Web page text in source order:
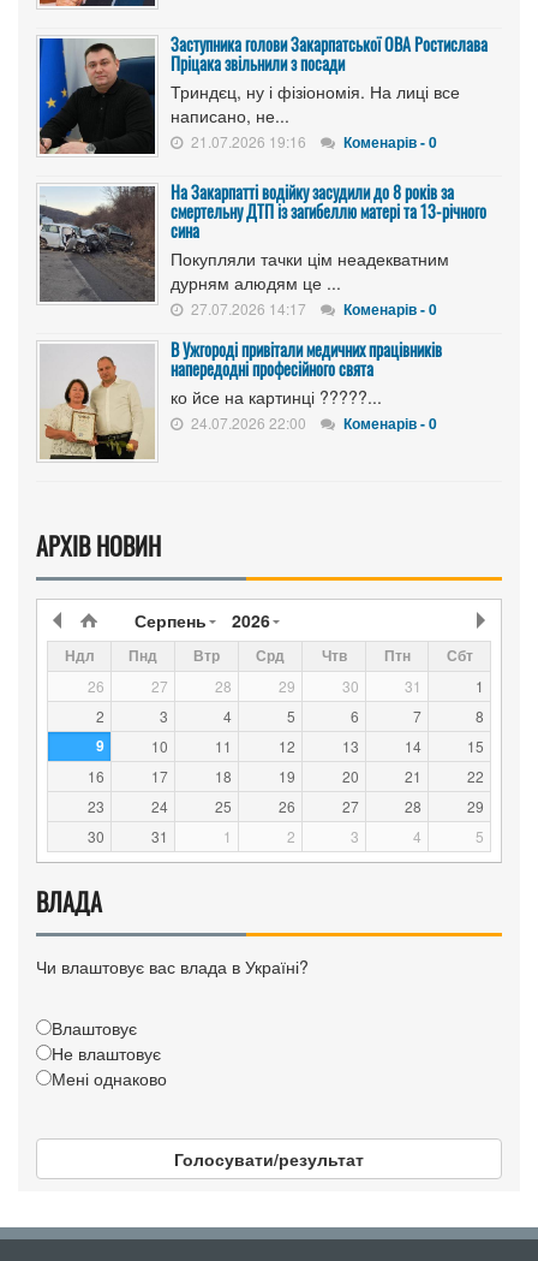
Заступника голови Закарпатської ОВА Ростислава
Пріцака звільнили з посади
Триндєц, ну і фізіономія. На лиці все
написано, не...
21.07.2026 19:16 Коменарів - 0
На Закарпатті водійку засудили до 8 років за
смертельну ДТП із загибеллю матері та 13-річного
сина
Покупляли тачки цім неадекватним
дурням алюдям це ...
27.07.2026 14:17 Коменарів - 0
В Ужгороді привітали медичних працівників
напередодні професійного свята
ко йсе на картинці ?????...
24.07.2026 22:00 Коменарів - 0
АРХІВ НОВИН
Серпень 2026
Ндл Пнд Втр Срд Чтв Птн Сбт
26 27 28 29 30 31
1
2
3 4 5 6 7 8
9 10 11 12 13 14
15
16
17 18 19 20 21
22
23
24 25 26 27 28
29
30
31 1 2 3 4 5
ВЛАДА
Чи влаштовує вас влада в Україні?
Влаштовує
Не влаштовує
Мені однаково
Голосувати/результат